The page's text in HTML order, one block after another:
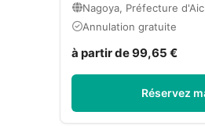
Nagoya, Préfecture
Annulation gratuite
à partir de 99,65 €
Réservez